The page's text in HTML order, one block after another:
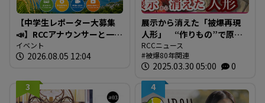
【中学生レポーター大募集
📣】RCCアナウンサーと一緒
に「広島の食」の現場を取
材しよう！
イベント
2026.08.05 12:04
展示から消えた「被爆再現
人形」 “作りもの”で原爆
を伝えるとは 現代アート
作家が調査研究 人形の持
つ “力” と “危うさ”
RCCニュース
被爆80年関連
2025.03.30 05:00
0
3
4